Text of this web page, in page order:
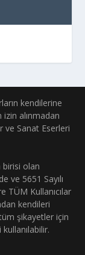
kendilerine
alınmadan
ve Sanat Eserleri
birisi olan
ve 5651 Sayılı
TÜM Kullanıcılar
kendileri
şikayetler için